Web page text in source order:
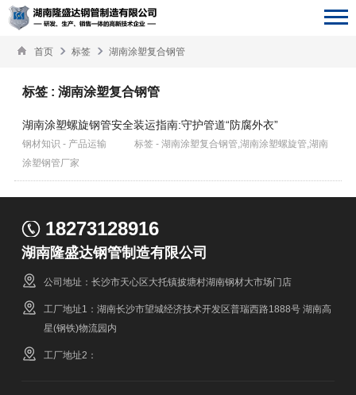
首页 标签 湖南涂塑复合钢管
标签 : 湖南涂塑复合钢管
湖南涂塑螺旋钢管安全装运指南:守护管道“防腐外衣”
钢材知识 - 产品运输
标签 - 湖南涂塑复合钢管,湖南涂塑螺旋管,湖南
涂塑钢管厂家
18273128916
湖南隆盛达钢管制造有限公司
公司地址：长沙市天心区大托镇披塘村湖南钢材大市场门店
工厂地址1：湖南长沙市望城经济技术开发区普瑞西路1888号 湖南高
星(钢铁)物流园内
工厂地址2：